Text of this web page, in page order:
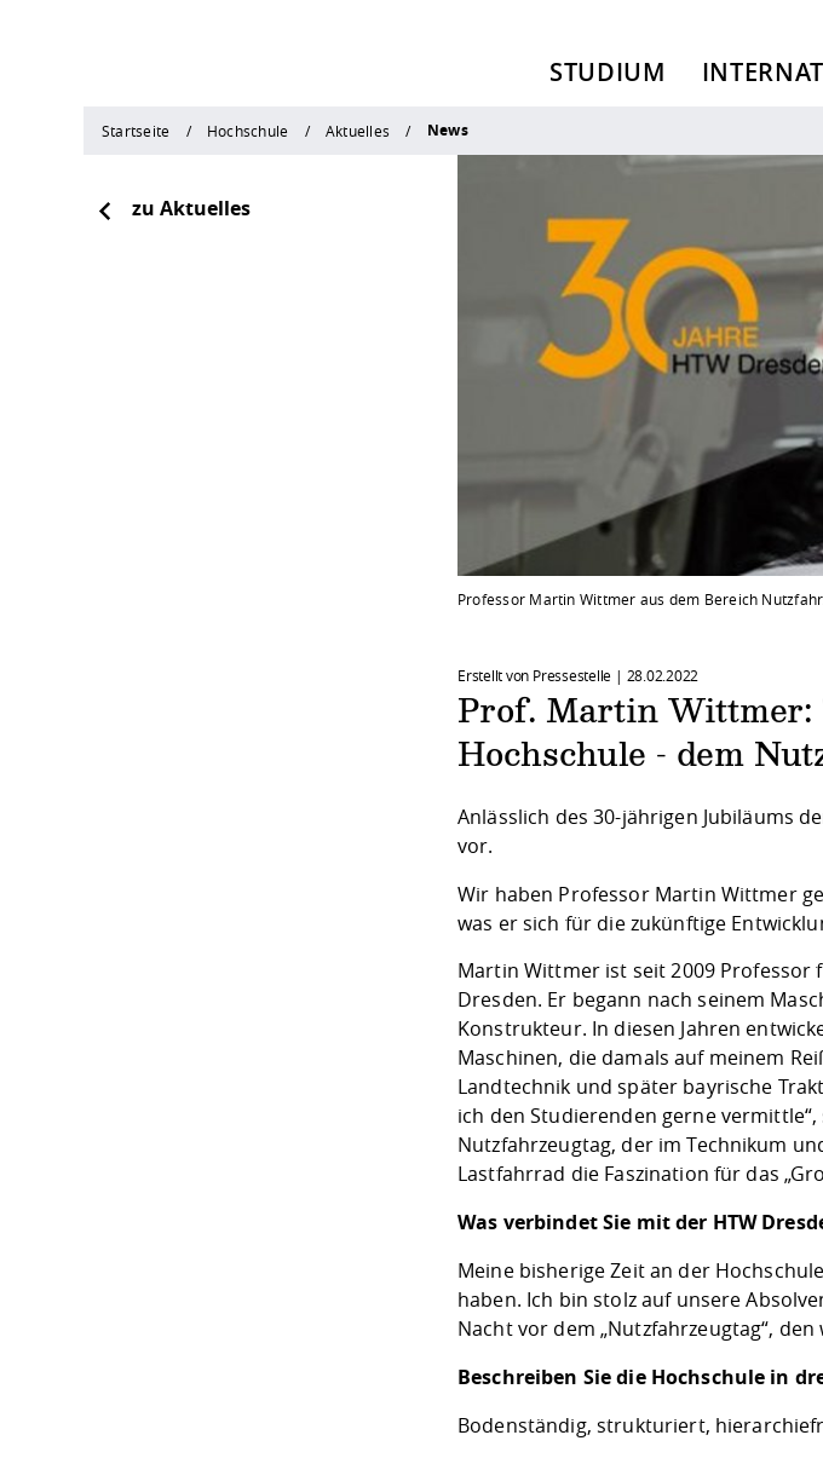
STUDIUM
Startseite Hochschule Aktuelles News
zu Aktuelles
Professor Martin Wittmer aus dem Bereich
Erstellt von Pressestelle | 28.02.2022
Prof. Martin Wittmer:
Hochschule - dem
Anlässlich des 30-jährigen Jubiläums
vor.
Wir haben Professor Martin Wittmer
was er sich für die zukünftige
Martin Wittmer ist seit 2009 Professor
Dresden. Er begann nach seinem
Konstrukteur. In diesen Jahren
Maschinen, die damals auf meinem
Landtechnik und später bayrische
ich den Studierenden gerne
Nutzfahrzeugtag, der im Technikum
Lastfahrrad die Faszination für das
Was verbindet Sie mit der HTW
Meine bisherige Zeit an der
haben. Ich bin stolz auf unsere
Nacht vor dem „Nutzfahrzeugtag“,
Beschreiben Sie die Hochschule in
Bodenständig, strukturiert,